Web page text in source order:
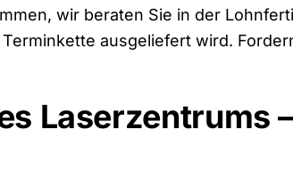
wir beraten Sie in der
ausgeliefert wird.
Laserzentrums –